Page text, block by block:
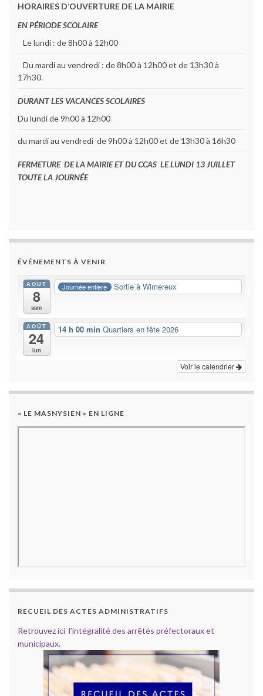
HORAIRES D’OUVERTURE DE LA MAIRIE
EN PÉRIODE SCOLAIRE
Le lundi : de 8h00 à 12h00
Du mardi au vendredi : de 8h00 à 12h00 et de 13h30 à
17h30.
DURANT LES VACANCES SCOLAIRES
Du lundi de 9h00 à 12h00
du mardi au vendredi de 9h00 à 12h00 et de 13h30 à 16h30
FERMETURE DE LA MAIRIE ET DU CCAS LE LUNDI 13 JUILLET
TOUTE LA JOURNÉE
ÉVÉNEMENTS À VENIR
AOÛT
8
sam
Journée entière Sortie à Wimereux
AOÛT
24
lun
14 h 00 min Quartiers en fête 2026
Voir le calendrier
« LE MASNYSIEN » EN LIGNE
RECUEIL DES ACTES ADMINISTRATIFS
Retrouvez ici l’intégralité des arrêtés préfectoraux et
municipaux.